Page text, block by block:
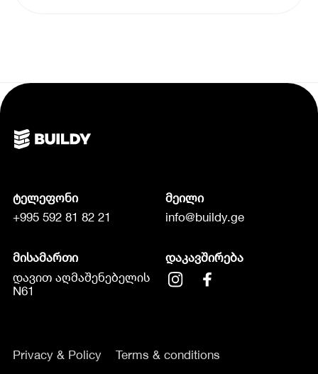
ტელეფონი
+995 592 81 82 21
მეილი
info@buildy.ge
მისამართი
დავით აღმაშენებელის
N61
დაკავშირება
Privacy & Policy Terms & conditions